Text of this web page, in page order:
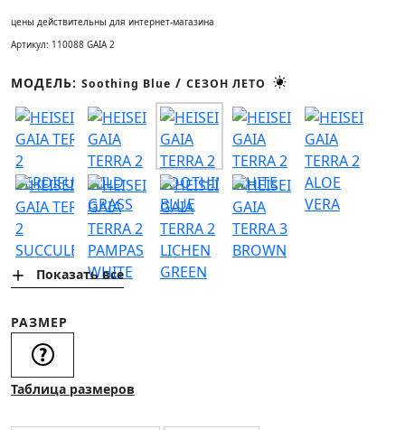
ПОДАРОЧНЫЕ СЕРТИФИКАТЫ
HONEST SALE
ИНФОРМАЦИЯ
КОНТАКТЫ
СОЦИАЛЬНЫЕ СЕТИ
ЛИЧНЫЙ КАБИНЕТ
ОПТОВЫМ КЛИЕНТАМ
цены действительны для интернет-магазина
Артикул: 110088 GAIA 2
МОДЕЛЬ: Soothing Blue / СЕЗОН ЛЕТО
Показать все
РАЗМЕР
Таблица размеров